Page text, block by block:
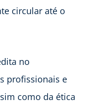
circular até o
no
profissionais e
como da ética